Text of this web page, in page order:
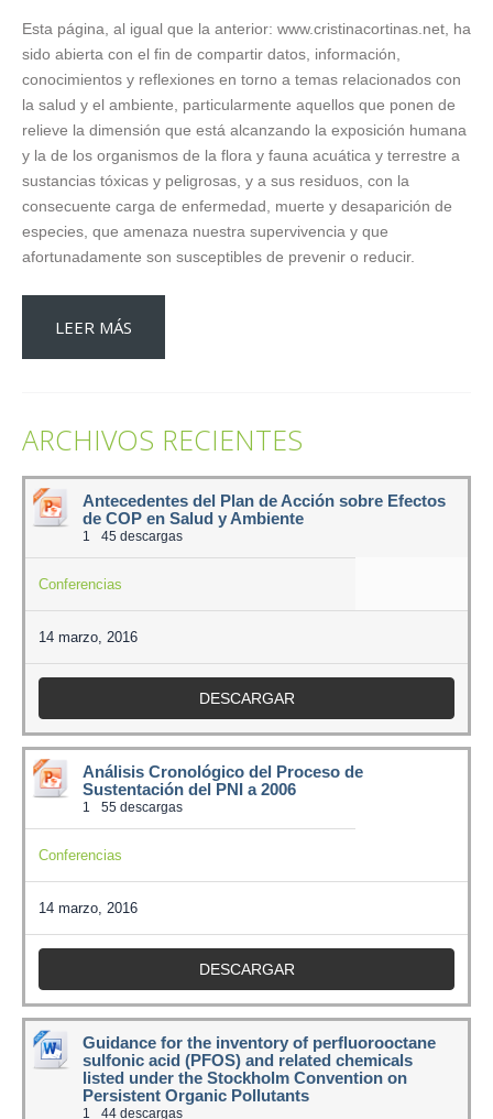
Esta página, al igual que la anterior: www.cristinacortinas.net, ha
sido abierta con el fin de compartir datos, información,
conocimientos y reflexiones en torno a temas relacionados con
la salud y el ambiente, particularmente aquellos que ponen de
relieve la dimensión que está alcanzando la exposición humana
y la de los organismos de la flora y fauna acuática y terrestre a
sustancias tóxicas y peligrosas, y a sus residuos, con la
consecuente carga de enfermedad, muerte y desaparición de
especies, que amenaza nuestra supervivencia y que
afortunadamente son susceptibles de prevenir o reducir.
LEER MÁS
ARCHIVOS RECIENTES
Antecedentes del Plan de Acción sobre Efectos
de COP en Salud y Ambiente
1 45 descargas
Conferencias
14 marzo, 2016
DESCARGAR
Análisis Cronológico del Proceso de
Sustentación del PNI a 2006
1 55 descargas
Conferencias
14 marzo, 2016
DESCARGAR
Guidance for the inventory of perfluorooctane
sulfonic acid (PFOS) and related chemicals
listed under the Stockholm Convention on
Persistent Organic Pollutants
1 44 descargas